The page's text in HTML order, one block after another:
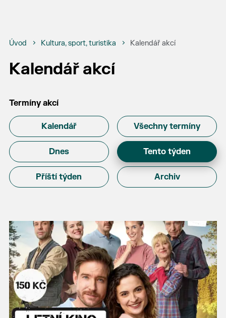
Úvod Kultura, sport, turistika Kalendář akcí
Kalendář akcí
Termíny akcí
Kalendář Všechny termíny
Dnes Tento týden
Příští týden Archiv